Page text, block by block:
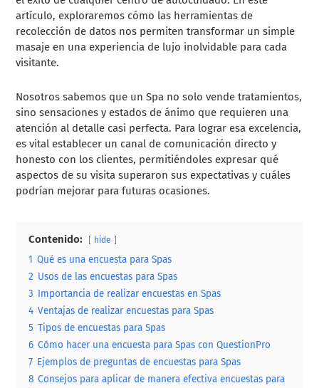
artículo, exploraremos cómo las herramientas de
recolección de datos nos permiten transformar un simple
masaje en una experiencia de lujo inolvidable para cada
visitante.
Nosotros sabemos que un Spa no solo vende tratamientos,
sino sensaciones y estados de ánimo que requieren una
atención al detalle casi perfecta. Para lograr esa excelencia,
es vital establecer un canal de comunicación directo y
honesto con los clientes, permitiéndoles expresar qué
aspectos de su visita superaron sus expectativas y cuáles
podrían mejorar para futuras ocasiones.
Contenido: hide
1 Qué es una encuesta para Spas
2 Usos de las encuestas para Spas
3 Importancia de realizar encuestas en Spas
4 Ventajas de realizar encuestas para Spas
5 Tipos de encuestas para Spas
6 Cómo hacer una encuesta para Spas con QuestionPro
7 Ejemplos de preguntas de encuestas para Spas
8 Consejos para aplicar de manera efectiva encuestas para